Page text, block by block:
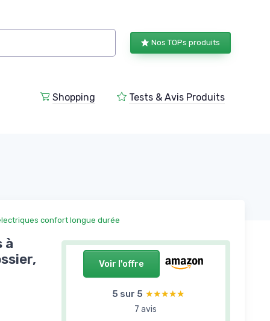
Nos TOPs produits
Shopping Tests & Avis Produits
confort longue durée
Voir l'offre
5 sur 5 ★★★★★
★★★★★
7 avis
à